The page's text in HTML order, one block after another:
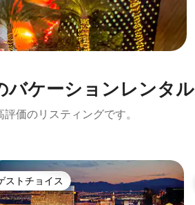
バ⁠ケ⁠ー⁠シ⁠ョ⁠ン⁠レ⁠ン⁠タ⁠ル
価のリスティングです。
ストチョイス
ストチョイス